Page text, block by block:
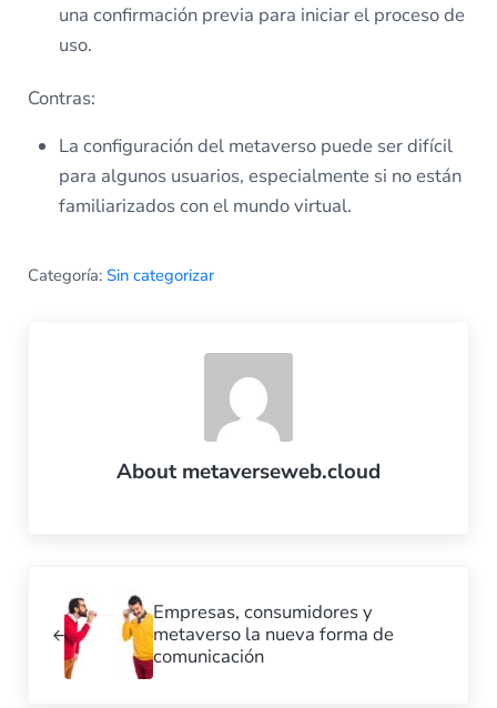
una confirmación previa para iniciar el proceso de
uso.
Contras:
La configuración del metaverso puede ser difícil
para algunos usuarios, especialmente si no están
familiarizados con el mundo virtual.
Categoría: Sin categorizar
Aboutmetaverseweb.cloud
Empresas, consumidores y
metaverso la nueva forma de
comunicación